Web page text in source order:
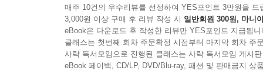
매주 10건의 우수리뷰를 선정하여 YES포인트 3만원을 드
3,000원 이상 구매 후 리뷰 작성 시 일반회원 300원, 마니
eBook은 다운로드 후 작성한 리뷰만 YES포인트 지급됩니
클래스는 첫번째 회차 주문확정 시점부터 마지막 회차 주
사락 독서모임으로 진행된 클래스는 사락 독서모임 게시
eBook 페이백, CD/LP, DVD/Blu-ray, 패션 및 판매금지 상